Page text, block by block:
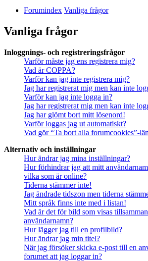
Forumindex Vanliga frågor
Vanliga frågor
Inloggnings- och registreringsfrågor
Varför måste jag ens registrera mig?
Vad är COPPA?
Varför kan jag inte registrera mig?
Jag har registrerat mig men kan inte
Varför kan jag inte logga in?
Jag har registrerat mig men kan inte
Jag har glömt bort mitt lösenord!
Varför loggas jag ut automatiskt?
Vad gör “Ta bort alla forumcookies”-
Alternativ och inställningar
Hur ändrar jag mina inställningar?
Hur förhindrar jag att mitt
vilka som är online?
Tiderna stämmer inte!
Jag ändrade tidszon men tiderna
Mitt språk finns inte med i listan!
Vad är det för bild som visas
användarnamn?
Hur lägger jag till en profilbild?
Hur ändrar jag min titel?
När jag försöker skicka e-post till en
forumet att jag loggar in?